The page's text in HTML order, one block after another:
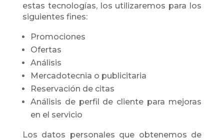
estas tecnologías, los utilizaremos para los
siguientes fines:
Promociones
Ofertas
Análisis
Mercadotecnia o publicitaria
Reservación de citas
Análisis de perfil de cliente para mejoras
en el servicio
Los datos personales que obtenemos de